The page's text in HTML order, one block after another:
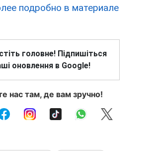
подробно в материале
головне! Підпишіться
оновлення в Google!
нас там, де вам зручно!